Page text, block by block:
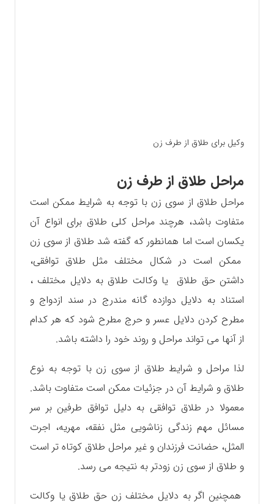
وکیل برای طلاق از طرف زن
مراحل طلاق از طرف زن
مراحل طلاق از سوی زن با توجه به شرایط ممکن است
متفاوت باشد، هرچند مراحل کلی طلاق برای انواع آن
یکسان است اما همانطور که گفته شد طلاق از سوی زن
ممکن است در شکال مختلف مثل طلاق توافقی،
داشتن حق‌ طلاق یا وکالت طلاق به دلایل مختلف ،
استناد به دلایل دوازده گانه مندرج در سند ازدواج و
مطرح کردن دلایل عسر و حرج مطرح شود که هر کدام
از آنها می تواند مراحل و روند خود را داشته باشد.
لذا مراحل و شرایط طلاق از سوی زن با توجه به نوع
طلاق و شرایط آن در جزئیات ممکن است متفاوت باشد.
معمولا در طلاق توافقی به دلیل توافق طرفین بر سر
مسائل مهم زندگی زناشویی مثل نفقه، مهریه، اجرت
المثل، حضانت فرزندان و غیر مراحل طلاق کوتاه تر است
و طلاق از سوی زن زودتر به نتیجه می رسد.
همچنین اگر به دلایل مختلف زن حق طلاق یا وکالت